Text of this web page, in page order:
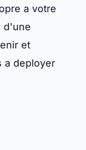
a votre
d'une
et
a deployer